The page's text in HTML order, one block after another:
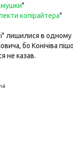
мушки"
копірайтера"
лишилися в одному
бо Конічіва
не казав.